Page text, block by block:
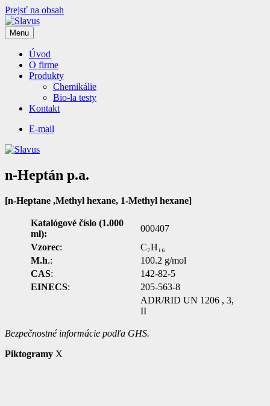
Prejsť na obsah
Slavus
Produkty pre Vaše laboratória
Menu
Úvod
O firme
Produkty
Chemikálie
Bio-la testy
Kontakt
E-mail
n-Heptán p.a.
[n-Heptane ,Methyl hexane, 1-Methyl hexane]
Katalógové číslo (1.000
ml):
000407
Vzorec:
C₇H₁₆
M.h.:
100.2 g/mol
CAS:
142-82-5
EINECS:
205-563-8
ADR/RID UN 1206 , 3,
II
Bezpečnostné informácie podľa GHS.
Piktogramy X